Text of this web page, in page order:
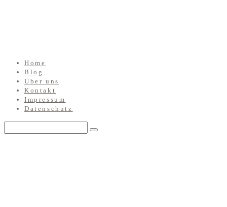
Home
Blog
Über uns
Kontakt
Impressum
Datenschutz